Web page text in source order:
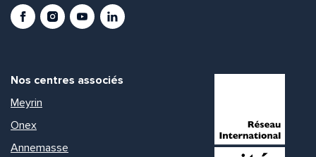
FacebookInstagramYoutubeLinkedIn
Nos centres associés
Meyrin
Onex
Annemasse